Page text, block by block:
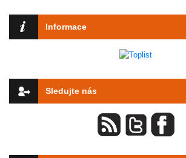
Informace
Sledujte nás